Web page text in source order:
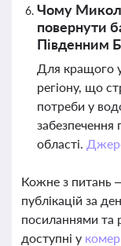
Чому
повернути
Південним
Для кращого
регіону, що
потреби у
забезпечення
області.
Кожне з питань
публікацій за
посиланнями та
доступні у